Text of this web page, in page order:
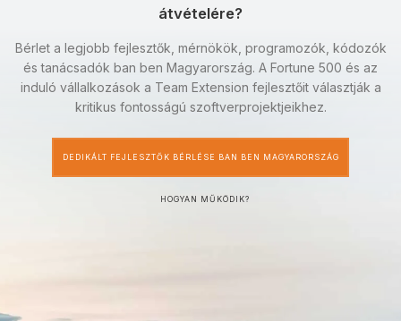
átvételére?
Bérlet a legjobb fejlesztők, mérnökök, programozók, kódozók
és tanácsadók ban ben Magyarország. A Fortune 500 és az
induló vállalkozások a Team Extension fejlesztőit választják a
kritikus fontosságú szoftverprojektjeikhez.
DEDIKÁLT FEJLESZTŐK BÉRLÉSE BAN BEN MAGYARORSZÁG
HOGYAN MŰKÖDIK?